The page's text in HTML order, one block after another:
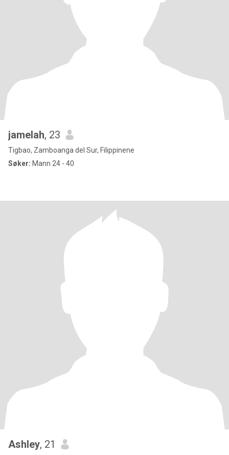
jamelah, 23
Tigbao, Zamboanga del Sur, Filippinene
Søker: Mann 24 - 40
Ashley, 21